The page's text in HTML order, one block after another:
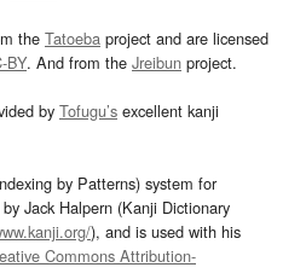
the Tatoeba project and are licensed
BY. And from the Jreibun project.
by Tofugu’s excellent kanji
by Patterns) system for
Jack Halpern (Kanji Dictionary
), and is used with his
Commons Attribution-